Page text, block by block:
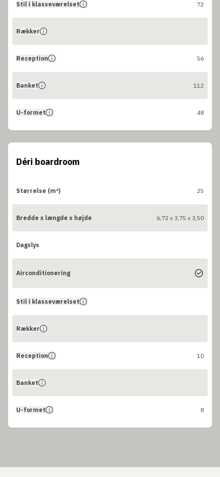
Stil i klasseværelset 72
Rækker
Reception 56
Banket 112
U-formet 48
Déri boardroom
Størrelse (m²) 25
Bredde x længde x højde 6,72 x 3,75 x 3,50
Dagslys
Airconditionering
Stil i klasseværelset
Rækker
Reception 10
Banket
U-formet 8